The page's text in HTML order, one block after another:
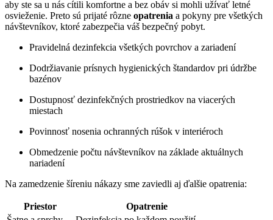
aby ste sa u nás cítili komfortne a bez obáv si mohli užívať letné
osvieženie. Preto sú prijaté rôzne opatrenia a pokyny pre všetkých
návštevníkov, ktoré zabezpečia váš bezpečný pobyt.
Pravidelná dezinfekcia všetkých povrchov a zariadení
Dodržiavanie prísnych hygienických štandardov pri údržbe
bazénov
Dostupnosť dezinfekčných prostriedkov na viacerých
miestach
Povinnosť nosenia ochranných rúšok v interiéroch
Obmedzenie počtu návštevníkov na základe aktuálnych
nariadení
Na zamedzenie šíreniu nákazy sme zaviedli aj ďalšie opatrenia:
Priestor
Opatrenie